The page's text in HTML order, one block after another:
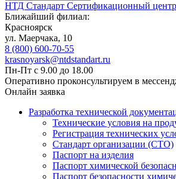
НТД Стандарт Сертификационный центр
Ближайший филиал:
Красноярск
ул. ​​​Маерчака, 10
8 (800) 600-70-55
krasnoyarsk@ntdstandart.ru
Пн-Пт с 9.00 до 18.00
Оперативно проконсультируем в
Онлайн заявка
Разработка технической
Технические условия на
Регистрация технических
Стандарт организации (СТО)
Паспорт на изделия
Паспорт химической
Паспорт безопасности